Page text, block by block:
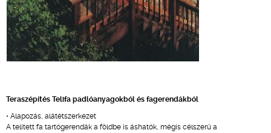
Teraszépítés Telifa padlóanyagokból és fagerendákból
• Alapozás, alátétszerkezet
A telített fa tartógerendák a földbe is áshatók, mégis célszerű a